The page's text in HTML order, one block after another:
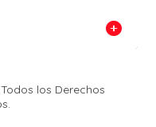
los Derechos